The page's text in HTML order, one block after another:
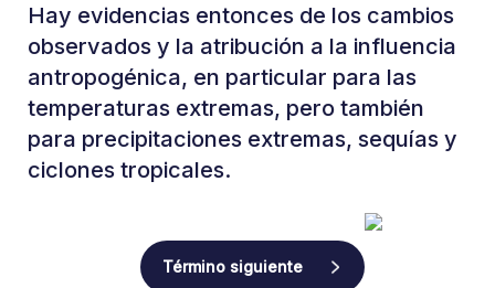
Hay evidencias entonces de los cambios
observados y la atribución a la influencia
antropogénica, en particular para las
temperaturas extremas, pero también
para precipitaciones extremas, sequías y
ciclones tropicales.
Término siguiente